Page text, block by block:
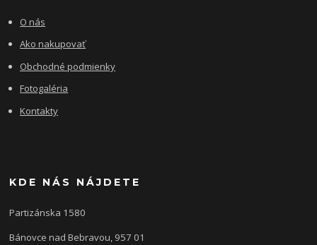
O nás
Ako nakupovať
Obchodné podmienky
Fotogaléria
Kontakty
KDE NÁS NÁJDETE
Partizánska 1580
Bánovce nad Bebravou, 957 01